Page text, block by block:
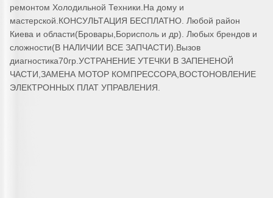
ремонтом Холодильной Техники.На дому и
мастерской.КОНСУЛЬТАЦИЯ БЕСПЛАТНО. Любой район
Киева и области(Бровары,Борисполь и др). Любых брендов и
сложности(В НАЛИЧИИ ВСЕ ЗАПЧАСТИ).Вызов
диагностика70гр.УСТРАНЕНИЕ УТЕЧКИ В ЗАПЕНЕНОЙ
ЧАСТИ,ЗАМЕНА МОТОР КОМПРЕССОРА,ВОСТОНОВЛЕНИЕ
ЭЛЕКТРОННЫХ ПЛАТ УПРАВЛЕНИЯ.